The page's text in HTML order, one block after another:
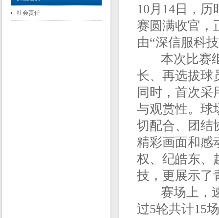
社会责任
10月14日，历
赛圆满收官，
由“深信服科
本次比赛继
长、再选拔球
同时，首次采
与观赏性。球
切配合、团结
精彩画面和感
权、纪皓东、
技，更展示了
赛场上，速
过5轮共计15